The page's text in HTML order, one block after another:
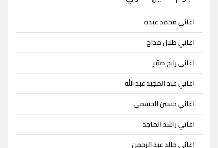
اغاني محمد عبده
اغاني طلال مداح
اغاني رابح صقر
اغاني عبد المجيد عبد الله
اغاني حسين الجسمي
اغاني راشد الماجد
اغاني خالد عبد الرحمن